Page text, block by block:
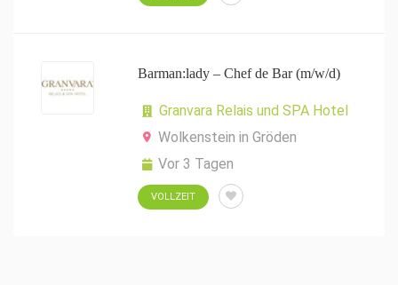
Barman:lady – Chef de Bar (m/w/d)
Granvara Relais und SPA Hotel
Wolkenstein in Gröden
Vor 3 Tagen
VOLLZEIT